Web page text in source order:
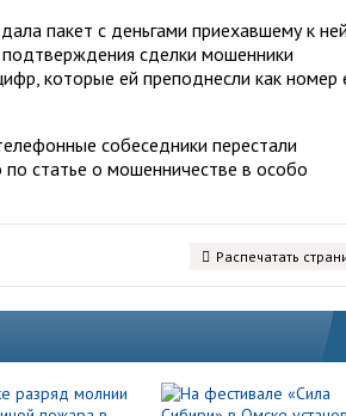
пакет с деньгами приехавшему к ней
сделки мошенники
которые ей преподнесли как номер
собеседники перестали
статье о мошенничестве в особо
Распечатать